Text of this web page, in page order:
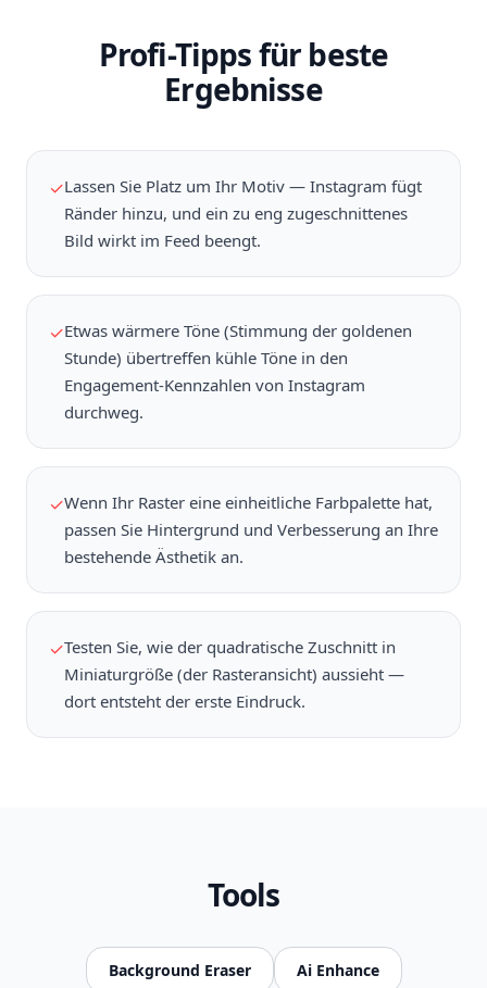
Profi-Tipps für beste
Ergebnisse
✓Lassen Sie Platz um Ihr Motiv — Instagram fügt
Ränder hinzu, und ein zu eng zugeschnittenes
Bild wirkt im Feed beengt.
✓Etwas wärmere Töne (Stimmung der goldenen
Stunde) übertreffen kühle Töne in den
Engagement-Kennzahlen von Instagram
durchweg.
✓Wenn Ihr Raster eine einheitliche Farbpalette hat,
passen Sie Hintergrund und Verbesserung an Ihre
bestehende Ästhetik an.
✓Testen Sie, wie der quadratische Zuschnitt in
Miniaturgröße (der Rasteransicht) aussieht —
dort entsteht der erste Eindruck.
Tools
Background Eraser Ai Enhance